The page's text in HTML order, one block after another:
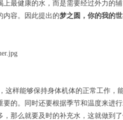
最健康的水，而是需要经过外力的辅
内容。因此提出的梦之圆，你的我的
这样能够保持身体机体的正常工作，
的。同时还要根据季节和温度来进
那么就要及时的补充水，这就做到